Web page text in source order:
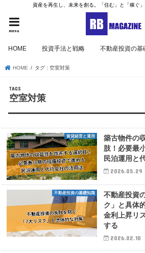
資産を再生し、未来を創る。「住む」と「稼ぐ
menu
HOME 投資手法と戦略 不動産投資の基
HOME タグ : 空室対策
空室対策
賃貸経営と運用
築古物件の
肢！必要最
民泊運用と
2026.05.29
不動産投資の基礎知識
不動産投資
ク」と具体
金利上昇リ
する
2026.02.10